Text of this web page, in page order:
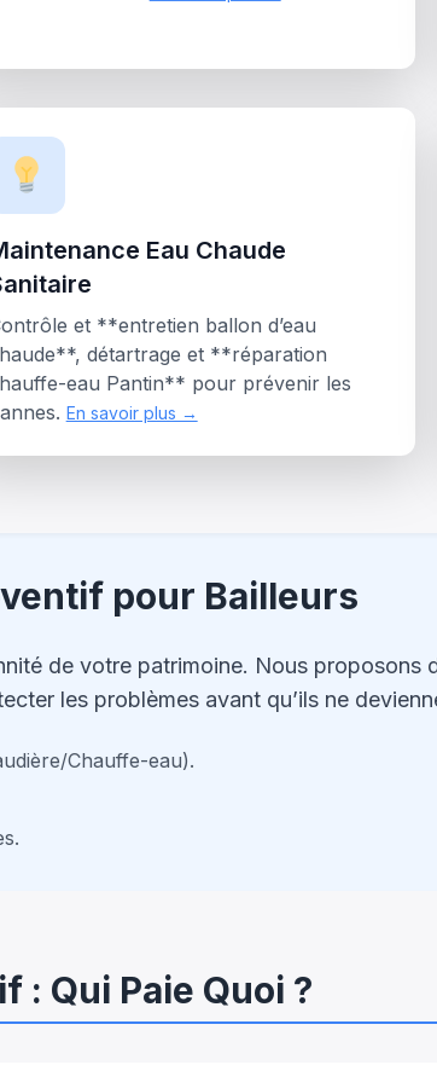
Eau Chaude
et **entretien ballon d’eau
détartrage et **réparation
eau Pantin** pour prévenir les
En savoir plus →
pour Bailleurs
de votre patrimoine. Nous proposons
les problèmes avant qu’ils ne
Chauffe-eau).
: Qui Paie Quoi ?